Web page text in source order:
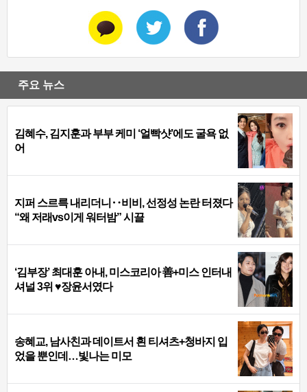
주요 뉴스
김혜수, 김지훈과 부부 케미 ‘얼빡샷’에도 굴욕 없
어
지퍼 스르륵 내리더니‥비비, 선정성 논란 터졌다
“왜 저래vs이게 워터밤” 시끌
‘김부장’ 최대훈 아내, 미스코리아 善+미스 인터내
셔널 3위 ♥장윤서였다
송혜교, 남사친과 데이트서 흰 티셔츠+청바지 입
었을 뿐인데…빛나는 미모